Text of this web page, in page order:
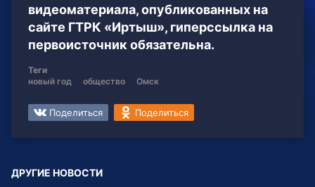
видеоматериала, опубликованных на
сайте ГТРК «Иртыш», гиперссылка на
первоисточник обязательна.
Теги
новый год
общество Омск
Поделиться Поделиться
ДРУГИЕ НОВОСТИ